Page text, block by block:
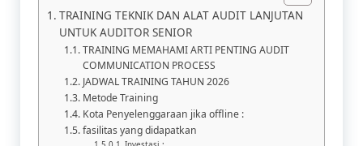
TRAINING TEKNIK DAN ALAT AUDIT LANJUTAN
UNTUK AUDITOR SENIOR
TRAINING MEMAHAMI ARTI PENTING AUDIT
COMMUNICATION PROCESS
JADWAL TRAINING TAHUN 2026
Metode Training
Kota Penyelenggaraan jika offline :
fasilitas yang didapatkan